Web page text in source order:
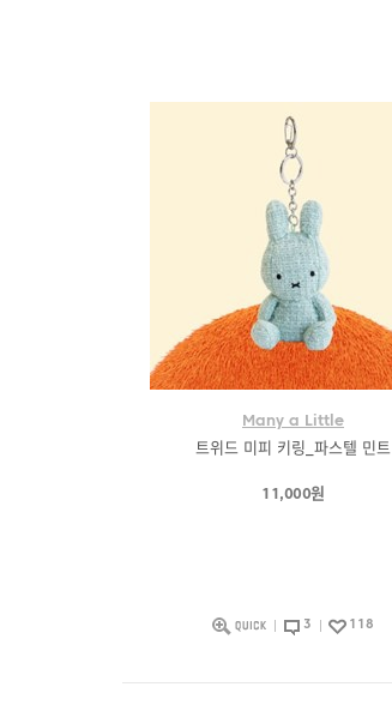
Many a Little
트위드 미피 키링_파스텔 민트
11,000원
3 118